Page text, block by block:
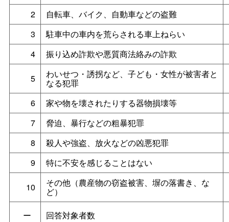
2
自転車、バイク、自動車などの盗難
3
駐車中の車内を荒らされる車上ねらい
4
振り込め詐欺や悪質商法絡みの詐欺
5 わいせつ・誘拐など、子ども・女性が被害者と
なる犯罪
6
家や物を壊されたりする器物損壊等
7
脅迫、暴行などの粗暴犯罪
8
殺人や強盗、放火などの凶悪犯罪
9
特に不安を感じることはない
10 その他（農産物の窃盗被害、塀の落書き、な
ど）
ー
回答対象者数